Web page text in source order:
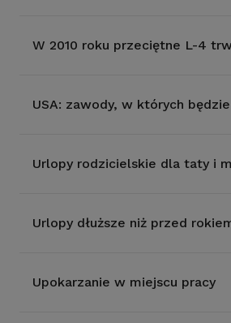
W 2010 roku przeciętne L-4
USA: zawody, w których
Urlopy rodzicielskie dla taty i
Urlopy dłuższe niż przed
Upokarzanie w miejscu pracy